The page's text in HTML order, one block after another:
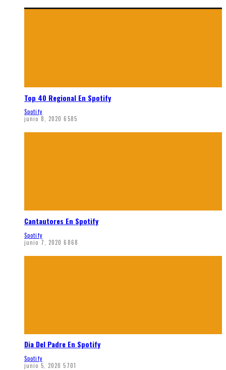
Top 40 Regional En Spotify
Spotify
junio 8, 2020 6585
Cantautores En Spotify
Spotify
junio 7, 2020 6868
Dia Del Padre En Spotify
Spotify
junio 5, 2020 5701